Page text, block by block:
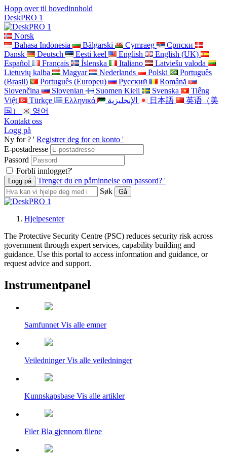
Hopp over til hovedinnhold
DeskPRO 1
Norsk
Bahasa Indonesia
Bălgarski Cymraeg
Cрпски
Dansk
Deutsch Eesti keel English
English (UK)
Español
Français Íslenska Italiano
Latviešu valoda
Lietuvių kalba
Magyar Nederlands Polski
Português
(Brasil)
Português (Europeu) Pусский
Română
Slovenčina
Slovenian Suomen Kieli Svenska
Tiếng
Việt
Türkçe Ελληνικά الإنجليزية 日本語
英语（美
国）
영어
Kontakt oss
Logg på
Ny for ? ' Registrer deg for en konto '
E-postadresse
Passord
Forbli innlogget?'
Trenger du en påminnelse om passord? '
Søk
Hjelpesenter
The Protective Security Centre (PSC) reduces security risk across
government through expert services, capability building and
guidance. Use this portal to access information and guidance, or
request advice and support.
Instrumentpanel
Samfunnet Vis alle emner
Veiledninger Vis alle veiledninger
Kunnskapsbase Vis alle artikler
Filer Bla gjennom filene